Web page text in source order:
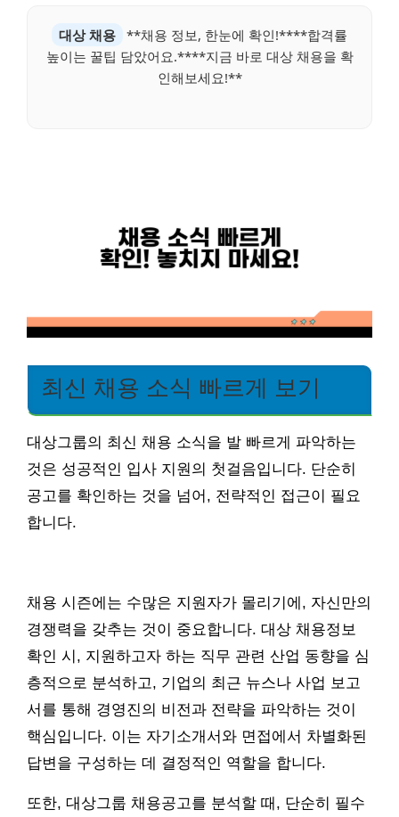
대상 채용 **채용 정보, 한눈에 확인!****합격률
높이는 꿀팁 담았어요.****지금 바로 대상 채용을 확
인해보세요!**
최신 채용 소식 빠르게 보기
대상그룹의 최신 채용 소식을 발 빠르게 파악하는
것은 성공적인 입사 지원의 첫걸음입니다. 단순히
공고를 확인하는 것을 넘어, 전략적인 접근이 필요
합니다.
채용 시즌에는 수많은 지원자가 몰리기에, 자신만의
경쟁력을 갖추는 것이 중요합니다. 대상 채용정보
확인 시, 지원하고자 하는 직무 관련 산업 동향을 심
층적으로 분석하고, 기업의 최근 뉴스나 사업 보고
서를 통해 경영진의 비전과 전략을 파악하는 것이
핵심입니다. 이는 자기소개서와 면접에서 차별화된
답변을 구성하는 데 결정적인 역할을 합니다.
또한, 대상그룹 채용공고를 분석할 때, 단순히 필수